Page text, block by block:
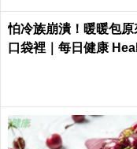
怕冷族崩潰！暖暖包原
口袋裡｜每日健康